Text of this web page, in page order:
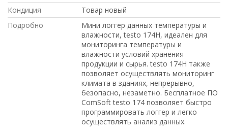
Кондиция
Товар новый
Подробно
Мини логгер данных температуры и
влажности, testo 174H, идеален для
мониторинга температуры и
влажности условий хранения
продукции и сырья. testo 174H также
позволяет осуществлять мониторинг
климата в зданиях, непрерывно,
безопасно, незаметно. Бесплатное ПО
ComSoft testo 174 позволяет быстро
программировать логгер и легко
осуществлять анализ данных.